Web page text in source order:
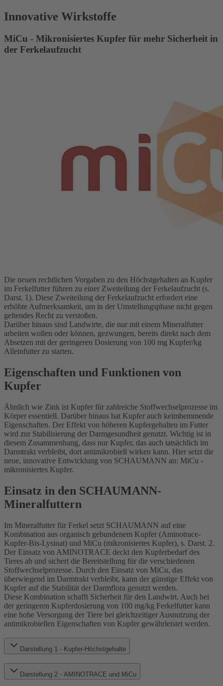
Innovative Wirkstoffe
MiCu - Mikronisiertes Kupfer für mehr Sicherheit in
der Ferkelaufzucht
Die neuen rechtlichen Vorgaben zu den Höchstgehalten an Kupfer
im Ferkelfutter führen zu einer Zweiteilung der Ferkelaufzucht (s.
Darst. 1). Diese Zweiteilung der Ferkelaufzucht erfordert eine
erhöhte Aufmerksamkeit, um in der Umstellungsphase nicht gegen
geltendes Recht zu verstoßen.
Darüber hinaus sind Landwirte, die nur mit einem Mineralfutter
arbeiten wollen oder können, gezwungen, bereits direkt nach dem
Absetzen mit der geringeren Dosierung von 100 mg Kupfer/kg
Alleinfutter zu starten.
Eigenschaften und Funktionen von
Kupfer
Ähnlich wie Zink ist Kupfer für zahlreiche Stoffwechselprozesse im
Körper essentiell. Darüber hinaus hat Kupfer auch keimhemmende
Eigenschaften. Der Effekt von höheren Kupfergehalten im Futter
wird zur Stabilisierung der Darmgesundheit genutzt. Wichtig ist in
diesem Zusammenhang, dass nur Kupfer, das auch tatsächlich im
Darmtrakt verbleibt, dort antimikrobiell wirken kann. Hier setzt die
neue, innovative Entwicklung von SCHAUMANN an: MiCu -
mikronisiertes Kupfer.
Einsatz in den SCHAUMANN-
Mineralfuttern
Im Mineralfutter für Ferkel setzt SCHAUMANN auf eine
Kombination aus organisch gebundenem Kupfer (Aminotrace-
Kupfer-Bis-Lysinat) und MiCu (mikronisiertes Kupfer), s. Darst. 2.
Der Einsatz von AMINOTRACE deckt den Kupferbedarf des
Tieres ab und sichert die Bereitstellung für die verschiedenen
Stoffwechselprozesse. Durch den Einsatz von MiCu, das
überwiegend im Darmtrakt verbleibt, kann der günstige Effekt von
Kupfer auf die Stabilität der Darmflora genutzt werden.
Diese Kombination schafft Sicherheit für den Landwirt. Auch bei
der geringeren Kupferdosierung von 100 mg/kg Ferkelfutter kann
eine hohe Versorgung der Tiere bei gleichzeitiger Ausnutzung der
antimikrobiellen Eigenschaften von Kupfer gewährleistet werden.
Darstellung 1 - Kupfer-Höchstgehalte
Darstellung 2 - AMINOTRACE und MiCu